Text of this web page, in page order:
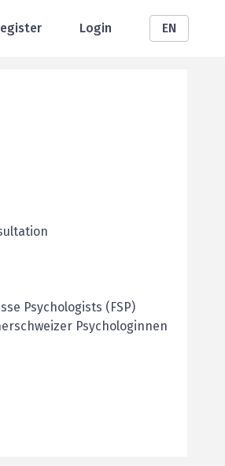
Login EN
Psychologists (FSP)
Psychologinnen